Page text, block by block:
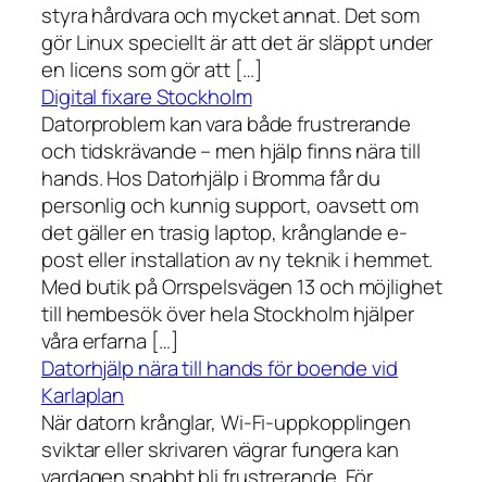
styra hårdvara och mycket annat. Det som
gör Linux speciellt är att det är släppt under
en licens som gör att […]
Digital fixare Stockholm
Datorproblem kan vara både frustrerande
och tidskrävande – men hjälp finns nära till
hands. Hos Datorhjälp i Bromma får du
personlig och kunnig support, oavsett om
det gäller en trasig laptop, krånglande e-
post eller installation av ny teknik i hemmet.
Med butik på Orrspelsvägen 13 och möjlighet
till hembesök över hela Stockholm hjälper
våra erfarna […]
Datorhjälp nära till hands för boende vid
Karlaplan
När datorn krånglar, Wi-Fi-uppkopplingen
sviktar eller skrivaren vägrar fungera kan